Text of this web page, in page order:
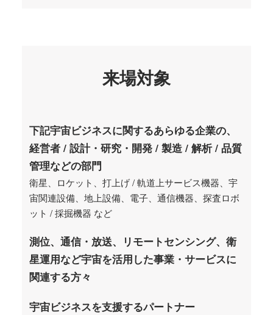
来場対象
下記宇宙ビジネスに関するあらゆる企業の、
経営者 / 設計・研究・開発 / 製造 / 解析 / 品質
管理などの部門
衛星、ロケット、打上げ / 軌道上サービス機器、宇
宙関連設備、地上設備、電子、通信機器、探査ロボ
ット / 採掘機器 など
測位、通信・放送、リモートセンシング、衛
星運用など宇宙を活用した事業・サービスに
関連する方々​
宇宙ビジネスを支援するパートナー